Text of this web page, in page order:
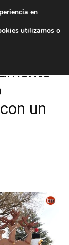
un
en
utilizamos o